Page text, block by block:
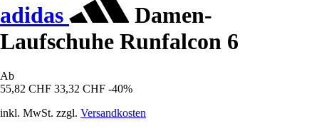
adidas
Damen-
Laufschuhe Runfalcon 6
Ab
55,82 CHF 33,32 CHF -40%
inkl. MwSt. zzgl. Versandkosten